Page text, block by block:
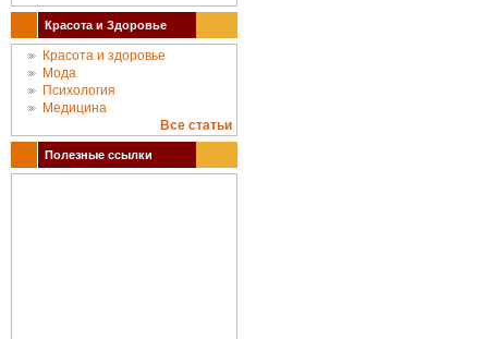
Красота и Здоровье
Красота и здоровье
Мода
Психология
Медицина
Все статьи
Полезные ссылки